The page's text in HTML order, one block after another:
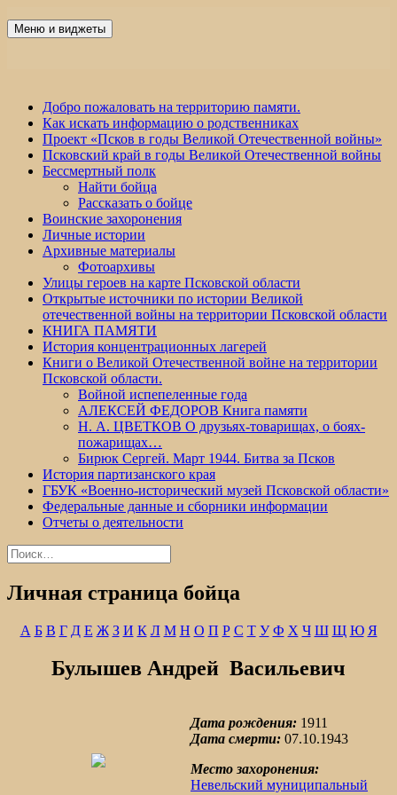
Победа 60
Меню и виджеты
Добро пожаловать на территорию памяти.
Как искать информацию о родственниках
Проект «Псков в годы Великой Отечественной войны»
Псковский край в годы Великой Отечественной войны
Бессмертный полк
Найти бойца
Рассказать о бойце
Воинские захоронения
Личные истории
Архивные материалы
Фотоархивы
Улицы героев на карте Псковской области
Открытые источники по истории Великой
отечественной войны на территории Псковской области
КНИГА ПАМЯТИ
История концентрационных лагерей
Книги о Великой Отечественной войне на территории
Псковской области.
Войной испепеленные года
АЛЕКСЕЙ ФЕДОРОВ Книга памяти
Н. А. ЦВЕТКОВ О друзьях-товарищах, о боях-
пожарищах…
Бирюк Сергей. Март 1944. Битва за Псков
История партизанского края
ГБУК «Военно-исторический музей Псковской области»
Федеральные данные и сборники информации
Отчеты о деятельности
Найти:
Личная страница бойца
А Б В Г Д Е Ж З И К Л М Н О П Р С Т У Ф Х Ч Ш Щ Ю Я
Булышев Андрей Васильевич
Дата рождения: 1911
Дата смерти: 07.10.1943
Место захоронения:
Невельский муниципальный